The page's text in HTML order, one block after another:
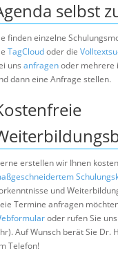
selbst
finden einzelne
TagCloudoder die
uns anfragenoder mehrere
dann eine Anfrage stellen.
erstellen wir Ihnen
und
Termine anfragen
oder rufen Sie
Auf Wunsch berät Sie Dr.
Telefon!